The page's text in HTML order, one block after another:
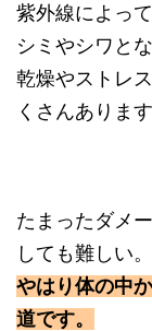
紫外線によっ
シミやシワと
乾燥やストレ
くさんあります
たまったダメ
しても難しい。
やはり体の中
道です。